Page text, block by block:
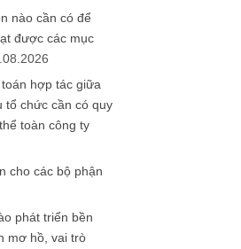
nào cần có để
được các mục
hợp tác giữa
tổ chức cần có quy
toàn công ty
cho các bộ phận
phát triển bền
mơ hồ, vai trò